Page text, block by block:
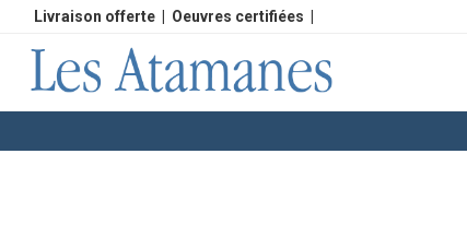
Livraison offerte Oeuvres certifiées